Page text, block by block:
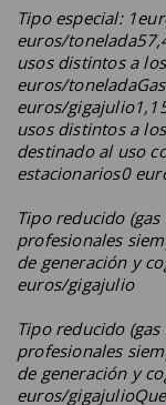
Tipo especial:
euros/
usos distintos a
euros/
euros/
usos distintos a
destinado al uso
estacionarios0
Tipo reducido
profesionales
de generación y
euros/gigajulio
Tipo reducido
profesionales
de generación y
euros/